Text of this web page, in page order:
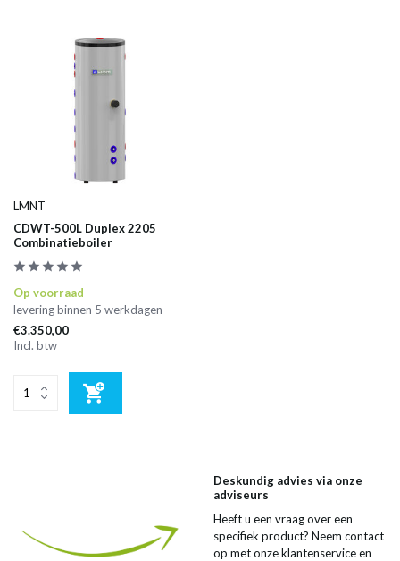
LMNT
CDWT-500L Duplex 2205
Combinatieboiler
Op voorraad
levering binnen 5 werkdagen
€3.350,00
Incl. btw
Deskundig advies via onze
adviseurs
Heeft u een vraag over een
specifiek product? Neem contact
op met onze klantenservice en